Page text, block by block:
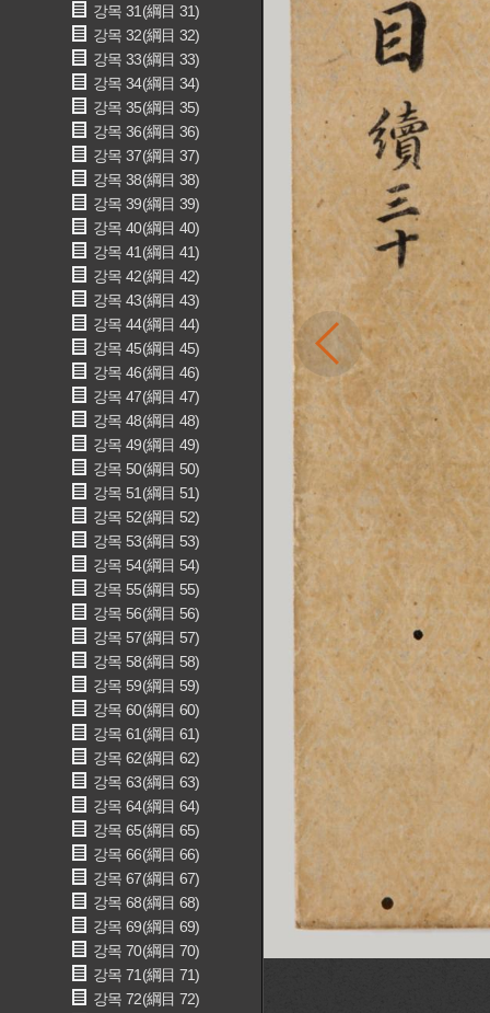
강목 31(綱目 31)
강목 32(綱目 32)
강목 33(綱目 33)
강목 34(綱目 34)
강목 35(綱目 35)
강목 36(綱目 36)
강목 37(綱目 37)
강목 38(綱目 38)
강목 39(綱目 39)
강목 40(綱目 40)
강목 41(綱目 41)
강목 42(綱目 42)
강목 43(綱目 43)
강목 44(綱目 44)
강목 45(綱目 45)
강목 46(綱目 46)
강목 47(綱目 47)
강목 48(綱目 48)
강목 49(綱目 49)
강목 50(綱目 50)
강목 51(綱目 51)
강목 52(綱目 52)
강목 53(綱目 53)
강목 54(綱目 54)
강목 55(綱目 55)
강목 56(綱目 56)
강목 57(綱目 57)
강목 58(綱目 58)
강목 59(綱目 59)
강목 60(綱目 60)
강목 61(綱目 61)
강목 62(綱目 62)
강목 63(綱目 63)
강목 64(綱目 64)
강목 65(綱目 65)
강목 66(綱目 66)
강목 67(綱目 67)
강목 68(綱目 68)
강목 69(綱目 69)
강목 70(綱目 70)
강목 71(綱目 71)
강목 72(綱目 72)